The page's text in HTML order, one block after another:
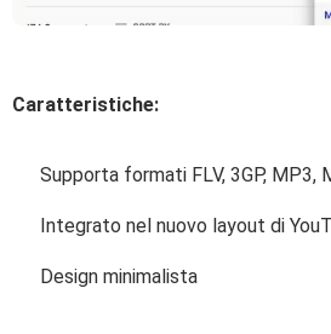
Caratteristiche:
Supporta formati FLV, 3GP, MP3,
Integrato nel nuovo layout di
Design minimalista